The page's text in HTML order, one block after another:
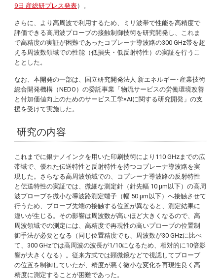
9日 産総研プレス発表）。
さらに、より高周波で利用するため、ミリ波帯で性能を高精度で
評価できる高周波プローブの接触制御技術を研究開発し、これま
で高精度の実証が困難であったコプレーナ導波路の300 GHz帯を超
える周波数領域での性能（低損失・低反射特性）の実証を行うこ
ととした。
なお、本開発の一部は、国立研究開発法人 新エネルギー･産業技術
総合開発機構（NEDO）の委託事業「物流サービスの労働環境改善
と付加価値向上のためのサービス工学×AIに関する研究開発」の支
援を受けて実施した。
研究の内容
これまでに銀ナノインクを用いた印刷技術により110 GHzまでの広
帯域で、優れた伝送特性と反射特性を持つコプレーナ導波路を実
現した。さらなる高周波領域での、コプレーナ導波路の反射特性
と伝送特性の実証では、微細な測定針（針先幅 10 μm以下）の高周
波プローブを微小な導波路測定端子（幅 50 μm以下）へ接触させて
行うため、プローブ先端の接触する位置が異なると、測定結果に
違いが生じる。その影響は周波数が高いほど大きくなるので、高
周波領域での測定には、高精度で再現性の高いプローブの位置制
御手法が必要となる（同じ位置精度でも、周波数が30 GHzに比べ
て、300 GHzでは高周波の波長が1/10になるため、相対的に10倍影
響が大きくなる）。従来方式では顕微鏡などで視認してプローブ
の位置を制御していたが、精度が悪く微小な変化を再現性良く高
精度に測定することが困難であった。